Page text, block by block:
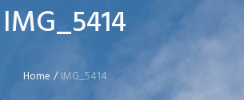
IMG_5414
Home /IMG_5414